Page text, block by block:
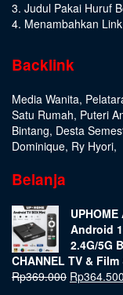
3. Judul Pakai Huruf
4. Menambahkan
Backlink
Media Wanita,
Satu Rumah, Puteri
Bintang, Desta
Dominique, Ry Hyori,
Belanja
Android
2.4G/5G
CHANNEL TV &
Rp369.000 Rp364.500